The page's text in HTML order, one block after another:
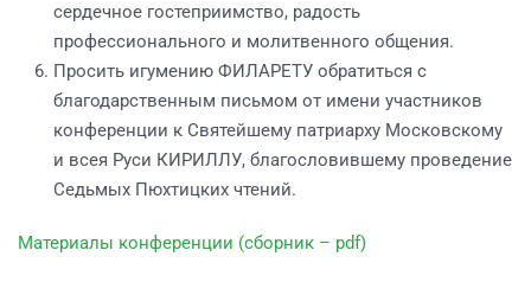
сердечное гостеприимство, радость
профессионального и молитвенного общения.
Просить игумению ФИЛАРЕТУ обратиться с
благодарственным письмом от имени участников
конференции к Святейшему патриарху Московскому
и всея Руси КИРИЛЛУ, благословившему проведение
Седьмых Пюхтицких чтений.
Материалы конференции (сборник – pdf)